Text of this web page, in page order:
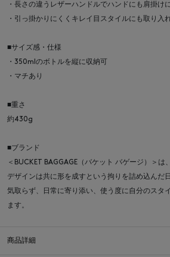
・長さの違うレザーハンドルでハンドにも肩掛け
・引っ掛かりにくくキレイ目スタイルにも取り入
■サイズ感・仕様
・350mlのボトルを縦に収納可
・マチあり
■重さ
約430g
■ブランド
＜BUCKET BAGGAGE（バケット バゲージ）＞は
デザインは共に形を成すという拘りを詰め込んだ
気取らず、日常に寄り添い、使う度に自分のスタ
ます。
商品詳細